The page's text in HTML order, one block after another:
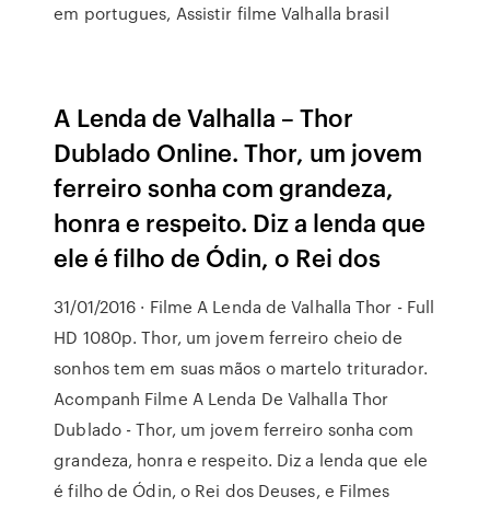
em portugues, Assistir filme Valhalla brasil
A Lenda de Valhalla – Thor
Dublado Online. Thor, um jovem
ferreiro sonha com grandeza,
honra e respeito. Diz a lenda que
ele é filho de Ódin, o Rei dos
31/01/2016 · Filme A Lenda de Valhalla Thor - Full
HD 1080p. Thor, um jovem ferreiro cheio de
sonhos tem em suas mãos o martelo triturador.
Acompanh Filme A Lenda De Valhalla Thor
Dublado - Thor, um jovem ferreiro sonha com
grandeza, honra e respeito. Diz a lenda que ele
é filho de Ódin, o Rei dos Deuses, e Filmes